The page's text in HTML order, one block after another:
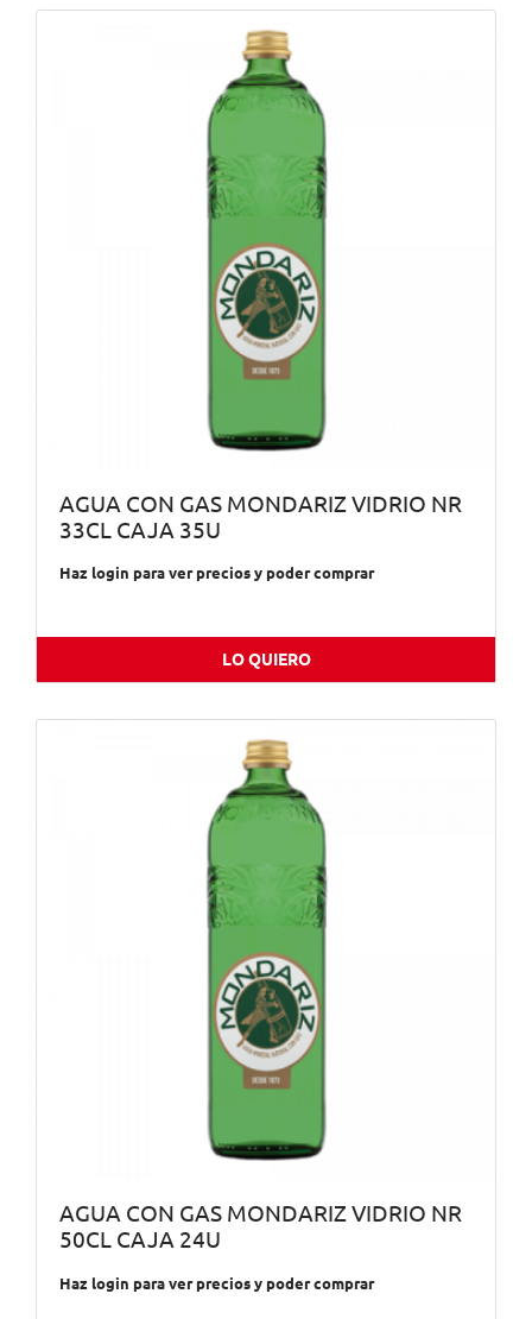
AGUA CON GAS MONDARIZ VIDRIO NR
33CL CAJA 35U
Haz login para ver precios y poder comprar
LO QUIERO
AGUA CON GAS MONDARIZ VIDRIO NR
50CL CAJA 24U
Haz login para ver precios y poder comprar